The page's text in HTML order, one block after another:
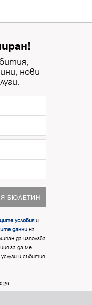
нови
БЮЛЕТИН
условияи
даннина
да използва
за да ме
и събития